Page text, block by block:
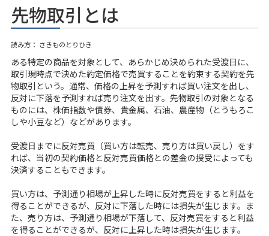
先物取引とは
読み方： さきものとりひき
ある特定の商品を対象として、あらかじめ決められた受渡日に、
取引現時点で決めた約定価格で売買することを約束する契約を先
物取引という。通常、価格の上昇を予測すれば買い注文を出し、
反対に下落を予測すれば売り注文を出す。先物取引の対象となる
ものには、株価指数や債券、貴金属、石油、農産物（とうもろこ
しや小豆など）などがあります。
受渡日までに反対売買（買い方は転売、売り方は買い戻し）をす
れば、当初の契約価格と反対売買価格との差金の授受によっても
決済することもできます。
買い方は、予測通り相場が上昇した時に反対売買をすると利益を
得ることができるが、反対に下落した時には損失が生じます。ま
た、売り方は、予測通り相場が下落して、反対売買をすると利益
を得ることができるが、反対に上昇した時は損失が生じます。